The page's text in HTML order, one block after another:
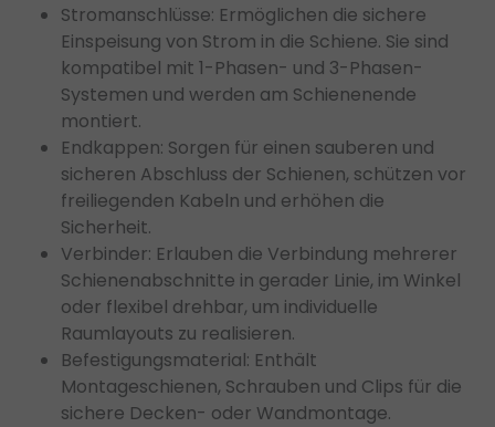
Stromanschlüsse: Ermöglichen die sichere
Einspeisung von Strom in die Schiene. Sie sind
kompatibel mit 1-Phasen- und 3-Phasen-
Systemen und werden am Schienenende
montiert.
Endkappen: Sorgen für einen sauberen und
sicheren Abschluss der Schienen, schützen vor
freiliegenden Kabeln und erhöhen die
Sicherheit.
Verbinder: Erlauben die Verbindung mehrerer
Schienenabschnitte in gerader Linie, im Winkel
oder flexibel drehbar, um individuelle
Raumlayouts zu realisieren.
Befestigungsmaterial: Enthält
Montageschienen, Schrauben und Clips für die
sichere Decken- oder Wandmontage.